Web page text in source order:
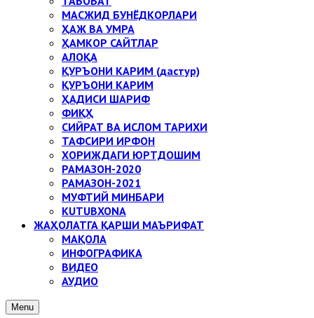
МАСЖИД БУНЁДКОРЛАРИ
ҲАЖ ВА УМРА
ҲАМКОР САЙТЛАР
АЛОҚА
ҚУРЪОНИ КАРИМ (дастур)
ҚУРЪОНИ КАРИМ
ҲАДИСИ ШАРИФ
ФИҚҲ
СИЙРАТ ВА ИСЛОМ ТАРИХИ
ТАФСИРИ ИРФОН
ХОРИЖДАГИ ЮРТДОШИМ
РАМАЗОН-2020
РАМАЗОН-2021
МУФТИЙ МИНБАРИ
KUTUBXONA
ЖАҲОЛАТГА ҚАРШИ МАЪРИФАТ
МАҚОЛА
ИНФОГРАФИКА
ВИДЕО
АУДИО
Menu